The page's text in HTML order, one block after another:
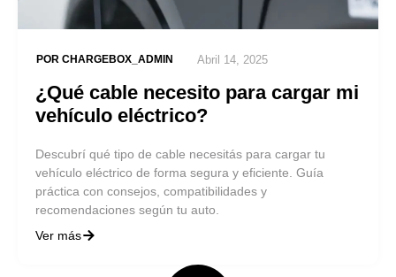
POR CHARGEBOX_ADMIN Abril 14, 2025
¿Qué cable necesito para cargar mi
vehículo eléctrico?
Descubrí qué tipo de cable necesitás para cargar tu
vehículo eléctrico de forma segura y eficiente. Guía
práctica con consejos, compatibilidades y
recomendaciones según tu auto.
Ver más